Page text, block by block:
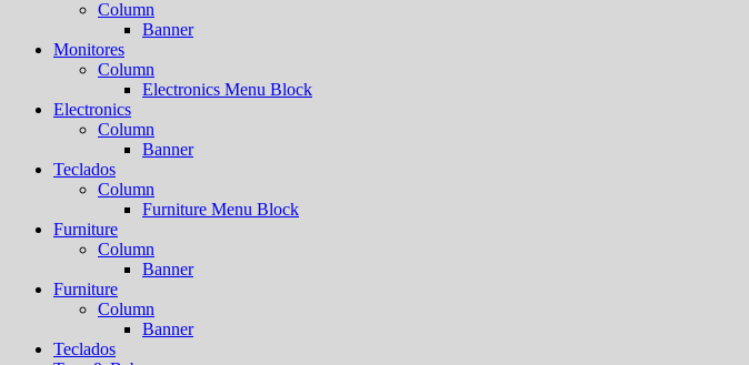
Column
Banner
Monitores
Column
Electronics Menu Block
Electronics
Column
Banner
Teclados
Column
Furniture Menu Block
Furniture
Column
Banner
Furniture
Column
Banner
Teclados